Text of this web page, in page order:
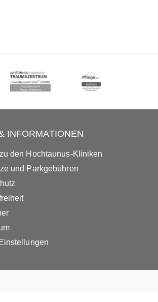
INFORMATIONEN
den Hochtaunus-Kliniken
und Parkgebühren